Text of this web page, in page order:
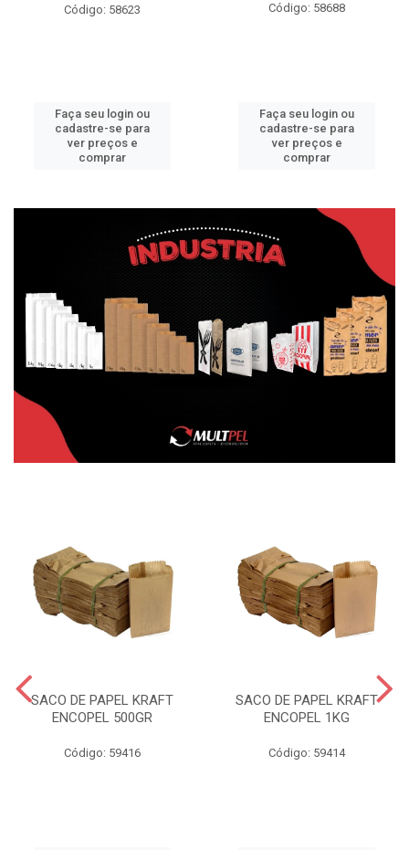
Código: 58623
Faça seu login ou
cadastre-se para
ver preços e
comprar
Código: 58688
Faça seu login ou
cadastre-se para
ver preços e
comprar
SACO DE PAPEL KRAFT
ENCOPEL 500GR
Código: 59416
SACO DE PAPEL KRAFT
ENCOPEL 1KG
Código: 59414